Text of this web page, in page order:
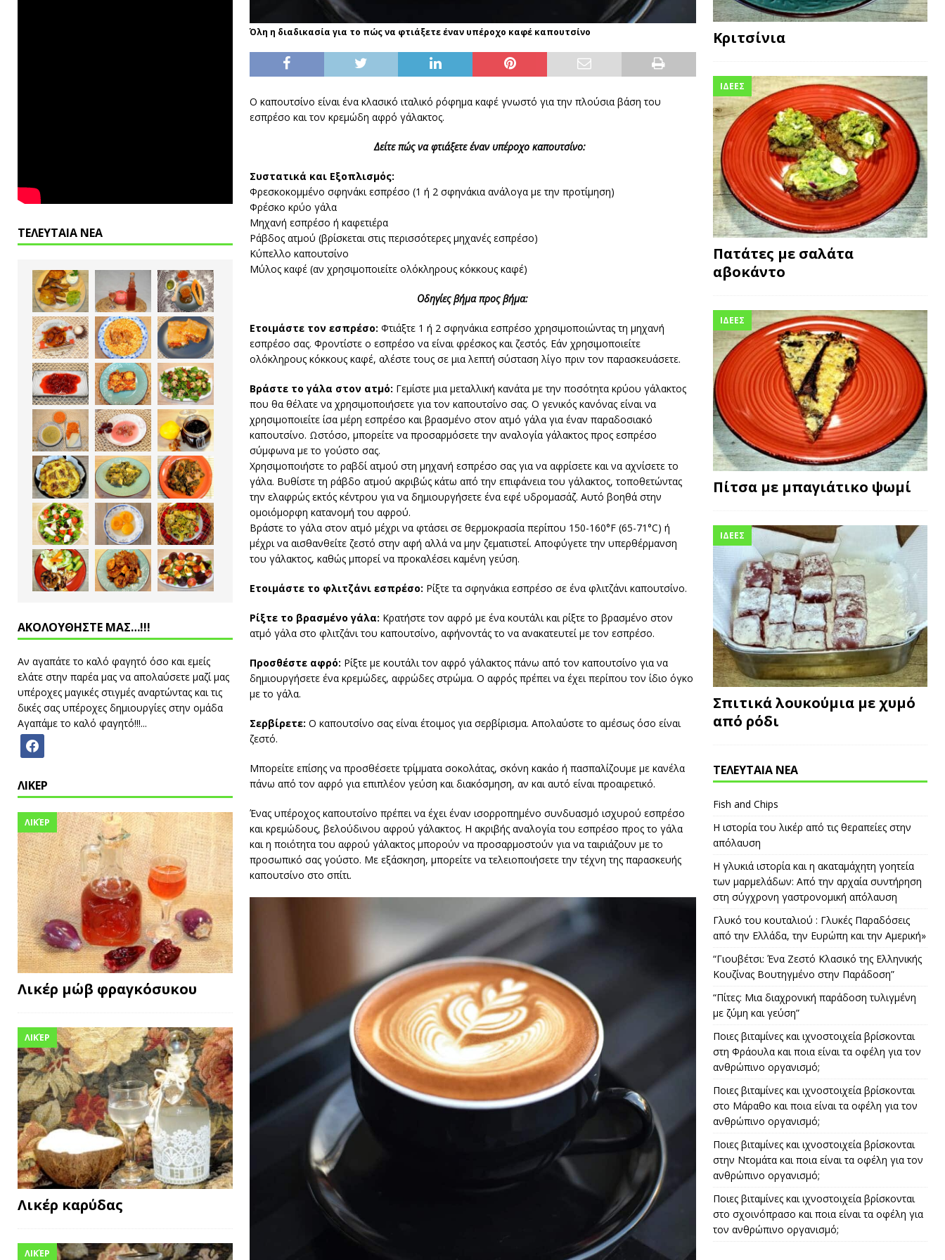
Όλη η διαδικασία για το πώς να φτιάξετε έναν υπέροχο καφέ καπουτσίνο
Ο καπουτσίνο είναι ένα κλασικό ιταλικό ρόφημα καφέ γνωστό για την πλούσια βάση του
εσπρέσο και τον κρεμώδη αφρό γάλακτος.
Δείτε πώς να φτιάξετε έναν υπέροχο καπουτσίνο:
Συστατικά και Εξοπλισμός:
Φρεσκοκομμένο σφηνάκι εσπρέσο (1 ή 2 σφηνάκια ανάλογα με την προτίμηση)
Φρέσκο κρύο γάλα
Μηχανή εσπρέσο ή καφετιέρα
Ράβδος ατμού (βρίσκεται στις περισσότερες μηχανές εσπρέσο)
Κύπελλο καπουτσίνο
Μύλος καφέ (αν χρησιμοποιείτε ολόκληρους κόκκους καφέ)
Οδηγίες βήμα προς βήμα:
Ετοιμάστε τον εσπρέσο: Φτιάξτε 1 ή 2 σφηνάκια εσπρέσο χρησιμοποιώντας τη μηχανή
εσπρέσο σας. Φροντίστε ο εσπρέσο να είναι φρέσκος και ζεστός. Εάν χρησιμοποιείτε
ολόκληρους κόκκους καφέ, αλέστε τους σε μια λεπτή σύσταση λίγο πριν τον παρασκευάσετε.
Βράστε το γάλα στον ατμό: Γεμίστε μια μεταλλική κανάτα με την ποσότητα κρύου γάλακτος
που θα θέλατε να χρησιμοποιήσετε για τον καπουτσίνο σας. Ο γενικός κανόνας είναι να
χρησιμοποιείτε ίσα μέρη εσπρέσο και βρασμένο στον ατμό γάλα για έναν παραδοσιακό
καπουτσίνο. Ωστόσο, μπορείτε να προσαρμόσετε την αναλογία γάλακτος προς εσπρέσο
σύμφωνα με το γούστο σας.
Χρησιμοποιήστε το ραβδί ατμού στη μηχανή εσπρέσο σας για να αφρίσετε και να αχνίσετε το
γάλα. Βυθίστε τη ράβδο ατμού ακριβώς κάτω από την επιφάνεια του γάλακτος, τοποθετώντας
την ελαφρώς εκτός κέντρου για να δημιουργήσετε ένα εφέ υδρομασάζ. Αυτό βοηθά στην
ομοιόμορφη κατανομή του αφρού.
Βράστε το γάλα στον ατμό μέχρι να φτάσει σε θερμοκρασία περίπου 150-160°F (65-71°C) ή
μέχρι να αισθανθείτε ζεστό στην αφή αλλά να μην ζεματιστεί. Αποφύγετε την υπερθέρμανση
του γάλακτος, καθώς μπορεί να προκαλέσει καμένη γεύση.
Ετοιμάστε το φλιτζάνι εσπρέσο: Ρίξτε τα σφηνάκια εσπρέσο σε ένα φλιτζάνι καπουτσίνο.
Ρίξτε το βρασμένο γάλα: Κρατήστε τον αφρό με ένα κουτάλι και ρίξτε το βρασμένο στον
ατμό γάλα στο φλιτζάνι του καπουτσίνο, αφήνοντάς το να ανακατευτεί με τον εσπρέσο.
Προσθέστε αφρό: Ρίξτε με κουτάλι τον αφρό γάλακτος πάνω από τον καπουτσίνο για να
δημιουργήσετε ένα κρεμώδες, αφρώδες στρώμα. Ο αφρός πρέπει να έχει περίπου τον ίδιο όγκο
με το γάλα.
Σερβίρετε: Ο καπουτσίνο σας είναι έτοιμος για σερβίρισμα. Απολαύστε το αμέσως όσο είναι
ζεστό.
Μπορείτε επίσης να προσθέσετε τρίμματα σοκολάτας, σκόνη κακάο ή πασπαλίζουμε με κανέλα
πάνω από τον αφρό για επιπλέον γεύση και διακόσμηση, αν και αυτό είναι προαιρετικό.
Ένας υπέροχος καπουτσίνο πρέπει να έχει έναν ισορροπημένο συνδυασμό ισχυρού εσπρέσο
και κρεμώδους, βελούδινου αφρού γάλακτος. Η ακριβής αναλογία του εσπρέσο προς το γάλα
και η ποιότητα του αφρού γάλακτος μπορούν να προσαρμοστούν για να ταιριάζουν με το
προσωπικό σας γούστο. Με εξάσκηση, μπορείτε να τελειοποιήσετε την τέχνη της παρασκευής
καπουτσίνο στο σπίτι.
ΤΕΛΕΥΤΑΙΑ ΝΕΑ
ΑΚΟΛΟΥΘΗΣΤΕ ΜΑΣ…!!!
Αν αγαπάτε το καλό φαγητό όσο και εμείς
ελάτε στην παρέα μας να απολαύσετε μαζί μας
υπέροχες μαγικές στιγμές αναρτώντας και τις
δικές σας υπέροχες δημιουργίες στην ομάδα
Αγαπάμε το καλό φαγητό!!!...
ΛΙΚΕΡ
ΛΙΚΈΡ
Λικέρ μώβ φραγκόσυκου
ΛΙΚΈΡ
Λικέρ καρύδας
ΛΙΚΈΡ
Κριτσίνια
ΙΔΕΕΣ
Πατάτες με σαλάτα
αβοκάντο
ΙΔΕΕΣ
Πίτσα με μπαγιάτικο ψωμί
ΙΔΕΕΣ
Σπιτικά λουκούμια με χυμό
από ρόδι
ΤΕΛΕΥΤΑΙΑ ΝΕΑ
Fish and Chips
Η ιστορία του λικέρ από τις θεραπείες στην
απόλαυση
Η γλυκιά ιστορία και η ακαταμάχητη γοητεία
των μαρμελάδων: Από την αρχαία συντήρηση
στη σύγχρονη γαστρονομική απόλαυση
Γλυκό του κουταλιού : Γλυκές Παραδόσεις
από την Ελλάδα, την Ευρώπη και την Αμερική»
“Γιουβέτσι: Ένα Ζεστό Κλασικό της Ελληνικής
Κουζίνας Βουτηγμένο στην Παράδοση”
“Πίτες: Μια διαχρονική παράδοση τυλιγμένη
με ζύμη και γεύση”
Ποιες βιταμίνες και ιχνοστοιχεία βρίσκονται
στη Φράουλα και ποια είναι τα οφέλη για τον
ανθρώπινο οργανισμό;
Ποιες βιταμίνες και ιχνοστοιχεία βρίσκονται
στο Μάραθο και ποια είναι τα οφέλη για τον
ανθρώπινο οργανισμό;
Ποιες βιταμίνες και ιχνοστοιχεία βρίσκονται
στην Ντομάτα και ποια είναι τα οφέλη για τον
ανθρώπινο οργανισμό;
Ποιες βιταμίνες και ιχνοστοιχεία βρίσκονται
στο σχοινόπρασο και ποια είναι τα οφέλη για
τον ανθρώπινο οργανισμό;